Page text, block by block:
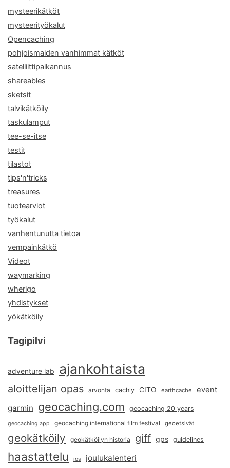
mysteerikätköt
mysteerityökalut
Opencaching
pohjoismaiden vanhimmat kätköt
satelliittipaikannus
shareables
sketsit
talvikätköily
taskulamput
tee-se-itse
testit
tilastot
tips'n'tricks
treasures
tuotearviot
työkalut
vanhentunutta tietoa
vempainkätkö
Videot
waymarking
wherigo
yhdistykset
yökätköily
Tagipilvi
adventure lab ajankohtaista
aloittelijan opas arvonta cachly CITO earthcache event
garmin geocaching.com geocaching 20 years
geocaching app geocaching international film festival geoetsivät
geokätköily geokätköilyn historia giff gps guidelines
haastattelu ios joulukalenteri